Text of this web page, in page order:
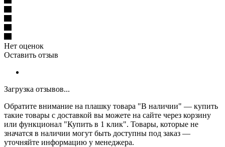
Нет оценок
Оставить отзыв
Загрузка отзывов...
Обратите внимание на плашку товара "В наличии" — купить
такие товары с доставкой вы можете на сайте через корзину
или функционал "Купить в 1 клик". Товары, которые не
значатся в наличии могут быть доступны под заказ —
уточняйте информацию у менеджера.